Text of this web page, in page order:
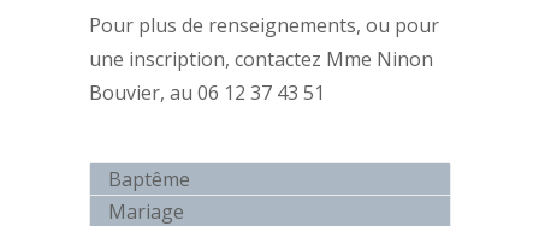
Pour plus de renseignements, ou pour
une inscription, contactez Mme Ninon
Bouvier, au 06 12 37 43 51
Baptême
Mariage